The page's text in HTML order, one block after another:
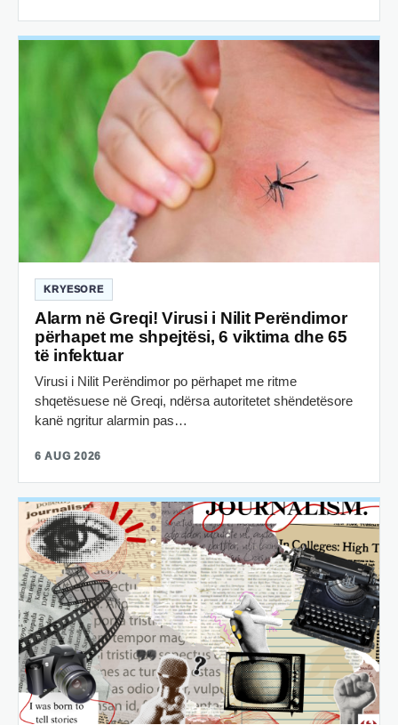
KRYESORE
Alarm në Greqi! Virusi i Nilit Perëndimor
përhapet me shpejtësi, 6 viktima dhe 65
të infektuar
Virusi i Nilit Perëndimor po përhapet me ritme
shqetësuese në Greqi, ndërsa autoritetet shëndetësore
kanë ngritur alarmin pas…
6 AUG 2026